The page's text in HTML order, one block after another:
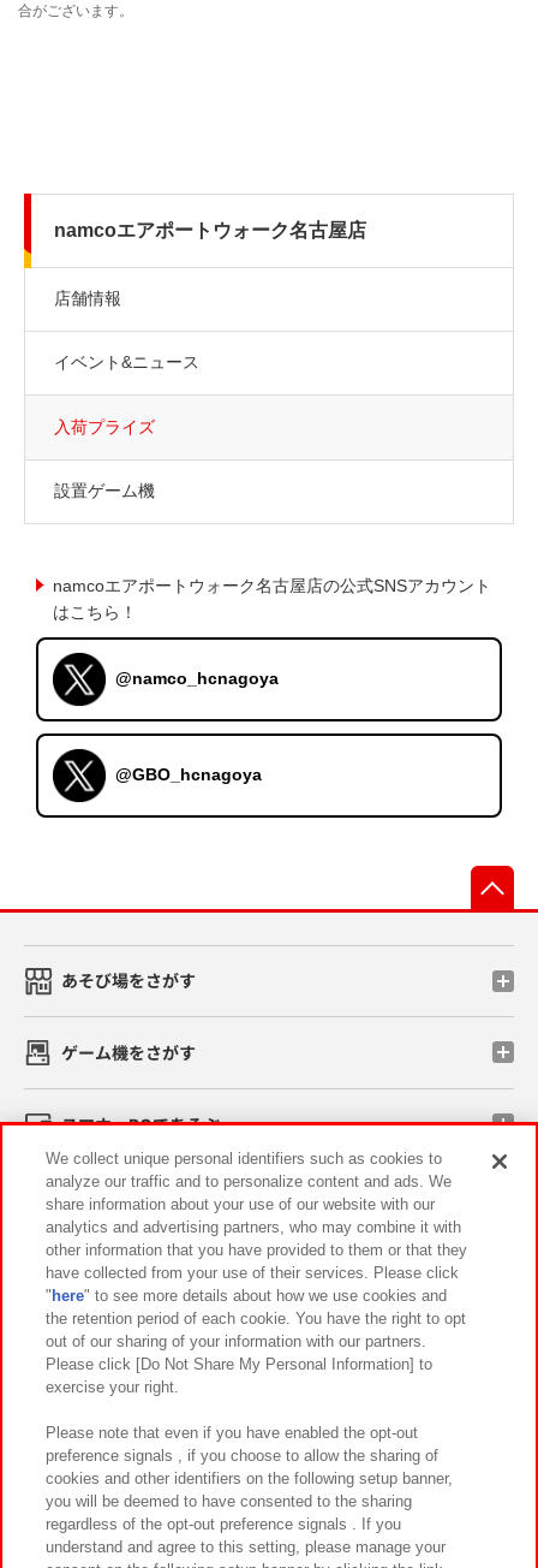
namcoエアポートウォーク名古屋店
店舗情報
イベント&ニュース
入荷プライズ
設置ゲーム機
namcoエアポートウォーク名古屋店の公式SNSアカウント
はこちら！
@namco_hcnagoya
@GBO_hcnagoya
あそび場をさがす
ゲーム機をさがす
スマホ・PCであそぶ
イベント・キャンペーン
関連会社 サステナビリティ サイトポリシー
プライバシーポリシー ウェブアクセシビリティ方針と検証結果
お取引先さまとともに
カスタマーハラスメント対応方針 よくあるご質問・お問い合わせ
We collect unique personal identifiers such as cookies to
analyze our traffic and to personalize content and ads. We
share information about your use of our website with our
analytics and advertising partners, who may combine it with
other information that you have provided to them or that they
have collected from your use of their services. Please click
" here" to see more details about how we use cookies and
the retention period of each cookie. You have the right to opt
out of our sharing of your information with our partners.
Please click [Do Not Share My Personal Information] to
exercise your right.
Please note that even if you have enabled the opt-out
preference signals , if you choose to allow the sharing of
cookies and other identifiers on the following setup banner,
you will be deemed to have consented to the sharing
regardless of the opt-out preference signals . If you
understand and agree to this setting, please manage your